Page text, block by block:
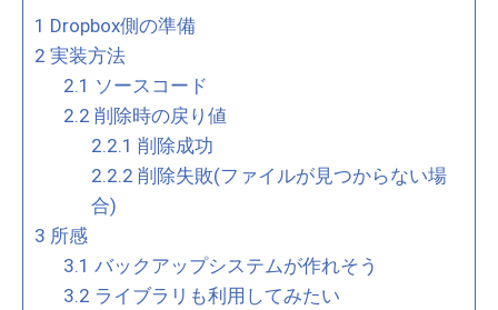
1 Dropbox側の準備
2 実装方法
2.1 ソースコード
2.2 削除時の戻り値
2.2.1 削除成功
2.2.2 削除失敗(ファイルが見つからない場
合)
3 所感
3.1 バックアップシステムが作れそう
3.2 ライブラリも利用してみたい